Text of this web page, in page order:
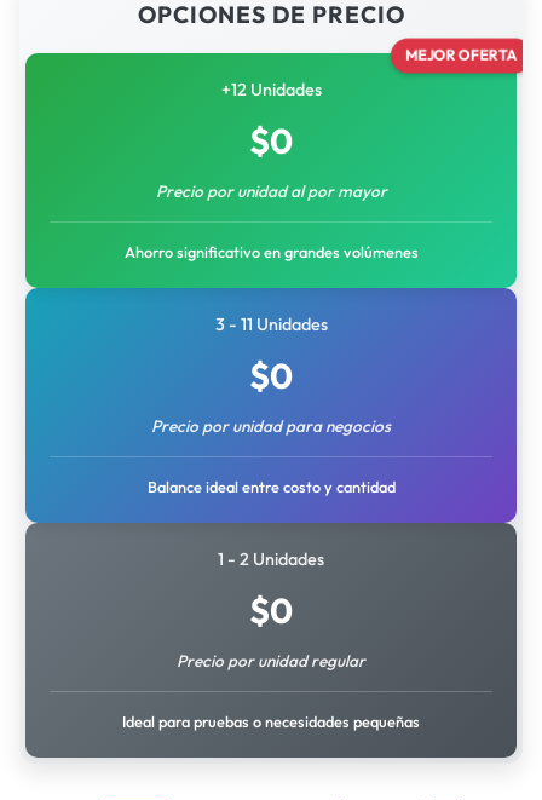
OPCIONES DE PRECIO
MEJOR OFERTA
+12 Unidades
$0
Precio por unidad al por mayor
Ahorro significativo en grandes volúmenes
3 - 11 Unidades
$0
Precio por unidad para negocios
Balance ideal entre costo y cantidad
1 - 2 Unidades
$0
Precio por unidad regular
Ideal para pruebas o necesidades pequeñas